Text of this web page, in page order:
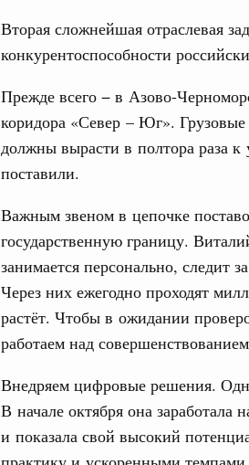
Вторая сложнейшая отраслевая
конкурентоспособности
Прежде всего − в Азово-
коридора «Север – Юг».
должны вырасти в полтора раза
поставили.
Важным звеном в цепочке
государственную границу.
занимается персонально, следит
Через них ежегодно проходят
растёт. Чтобы в ожидании
работаем над
Внедряем цифровые решения.
В начале октября она заработала
и показала свой высокий